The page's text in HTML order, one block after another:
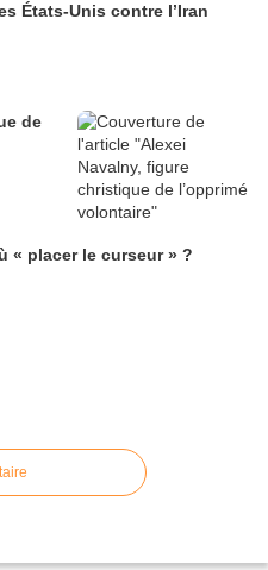
États-Unis contre l’Iran
de
« placer le curseur » ?